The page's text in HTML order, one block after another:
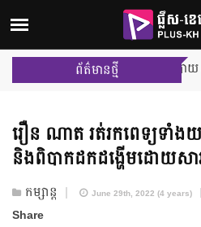
ព័ត៌មានថ្មី
បស់ Little Chef ចំនួន ២ រូប ពីផ្ទះបាយ
រឿន ណាត រត់រកពេទ្យ​ទាំង
និង​ពិបាក​ដកដង្ហើម​ដោយសារ​
កម្សាន្ត June 29th, 2022 (4 years)
Share